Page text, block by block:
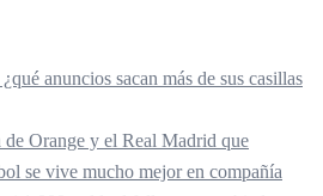
anuncios sacan más de sus casillas
de Orange y el Real Madrid que
se vive mucho mejor en compañía